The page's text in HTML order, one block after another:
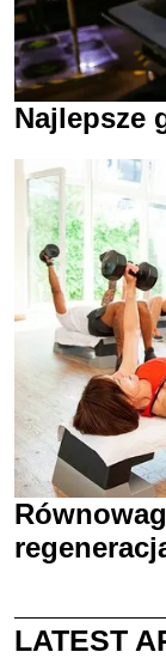
Najlepsze
LATEST